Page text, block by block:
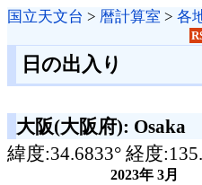
国立天文台 > 暦計算室 > 各
日の出入り
大阪(大阪府): Osaka
緯度:34.6833° 経度
2023年 3月